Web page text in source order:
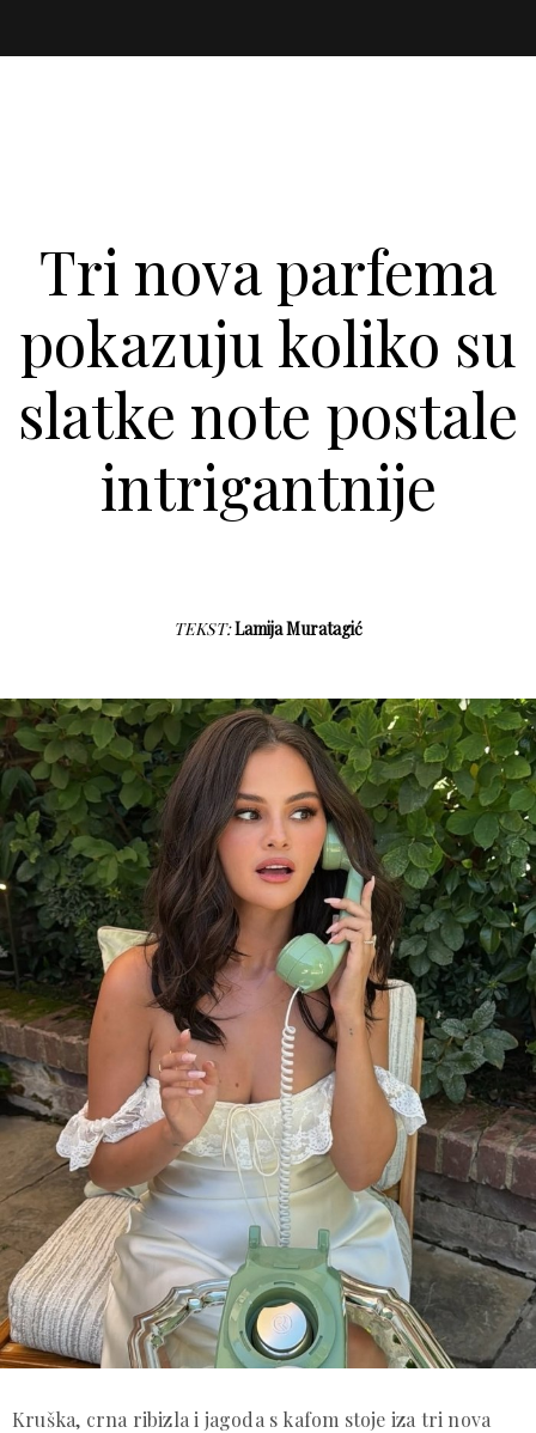
Tri nova parfema
pokazuju koliko su
slatke note postale
intrigantnije
TEKST:Lamija Muratagić
Kruška, crna ribizla i jagoda s kafom stoje iza tri nova